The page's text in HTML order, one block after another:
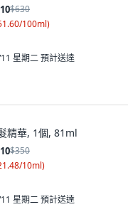
$630
100ml)
星期二預計送達
精華, 1個, 81ml
$350
10ml)
星期二預計送達